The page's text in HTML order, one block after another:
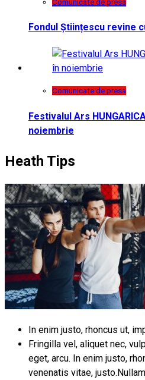
Comunicate de presa
Fondul Științescu revine
Comunicate de presa
Festivalul Ars
noiembrie
Heath Tips
In enim justo, rhoncus ut,
Fringilla vel, aliquet nec,
eget, arcu. In enim justo,
venenatis vitae,